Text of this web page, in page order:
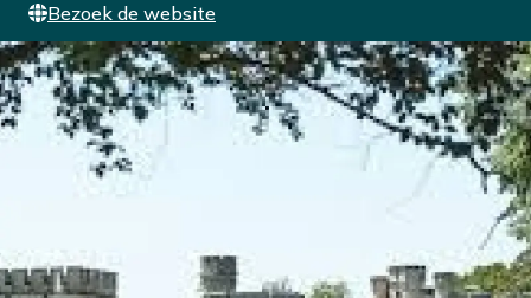
Bezoek de website